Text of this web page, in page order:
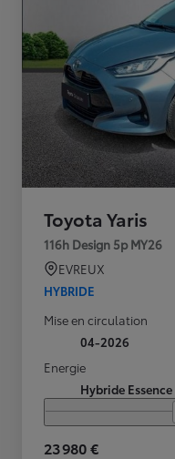
Toyota Yaris
116h Design 5p MY26
EVREUX
HYBRIDE
Mise en circulation
04-2026
Energie
Hybride Essence
23 980 €